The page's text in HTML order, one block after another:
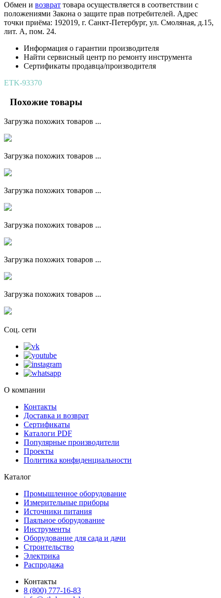
Обмен и возврат товара осуществляется в соответствии с
положениями Закона о защите прав потребителей. Адрес
точки приёма: 192019, г. Санкт-Петербург, ул. Смоляная, д.15,
лит. А, пом. 24.
Информация о гарантии производителя
Найти сервисный центр по ремонту инструмента
Сертификаты продавца/производителя
ETK-93370
Похожие товары
Загрузка похожих товаров ...
Загрузка похожих товаров ...
Загрузка похожих товаров ...
Загрузка похожих товаров ...
Загрузка похожих товаров ...
Загрузка похожих товаров ...
Соц. сети
О компании
Контакты
Доставка и возврат
Сертификаты
Каталоги PDF
Популярные производители
Проекты
Политика конфиденциальности
Каталог
Промышленное оборудование
Измерительные приборы
Источники питания
Паяльное оборудование
Инструменты
Оборудование для сада и дачи
Строительство
Электрика
Распродажа
Контакты
8 (800) 777-16-83